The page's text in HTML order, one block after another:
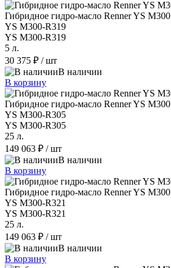
Гибридное гидро-масло Renner YS M300
YS M300-R319
YS M300-R319
5 л.
30 375 ₽ / шт
В наличии
В корзину
Гибридное гидро-масло Renner YS M300
YS M300-R305
YS M300-R305
25 л.
149 063 ₽ / шт
В наличии
В корзину
Гибридное гидро-масло Renner YS M300
YS M300-R321
YS M300-R321
25 л.
149 063 ₽ / шт
В наличии
В корзину